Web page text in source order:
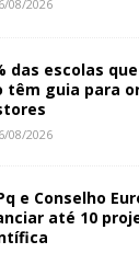
08/2026
das escolas
têm guia para
08/2026
e Conselho
até 10